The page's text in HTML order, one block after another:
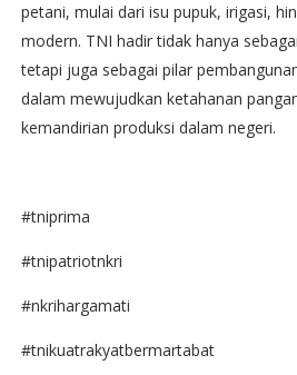
petani, mulai dari isu pupuk, irigasi,
modern. TNI hadir tidak hanya
tetapi juga sebagai pilar
dalam mewujudkan ketahanan
kemandirian produksi dalam negeri.
#tniprima
#tnipatriotnkri
#nkrihargamati
#tnikuatrakyatbermartabat